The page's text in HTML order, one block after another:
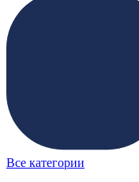
Все категории